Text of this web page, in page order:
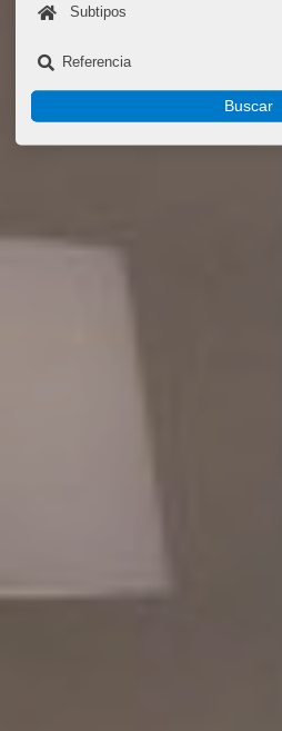
Buscar